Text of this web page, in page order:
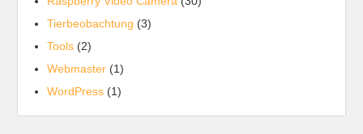
Tierbeobachtung (3)
Tools (2)
Webmaster (1)
WordPress (1)